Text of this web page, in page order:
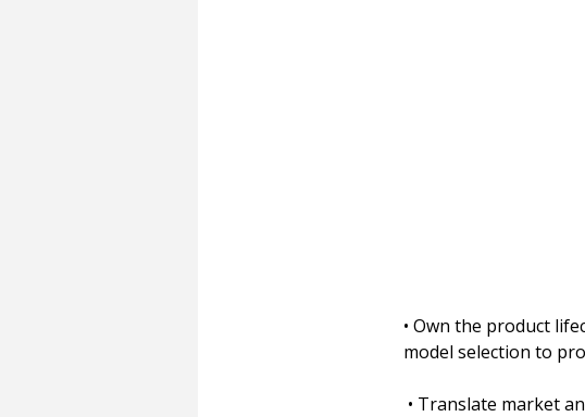
• Own the product
model selection to